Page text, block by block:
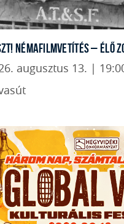
NÉMAFILMVETÍTÉS – ÉLŐ
augusztus 13. |